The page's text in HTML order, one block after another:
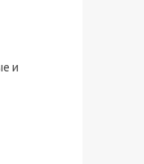
А)
(тип В)
и